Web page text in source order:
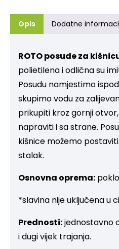
Opis Dodatne
ROTO posude za
polietilena i odlična su
Posudu namjestimo
skupimo vodu za
prikupiti kroz gornji
napraviti i sa strane.
kišnice možemo
stalak.
Osnovna oprema:
*slavina nije uključena u
Prednosti:jednostavno
i dugi vijek trajanja.